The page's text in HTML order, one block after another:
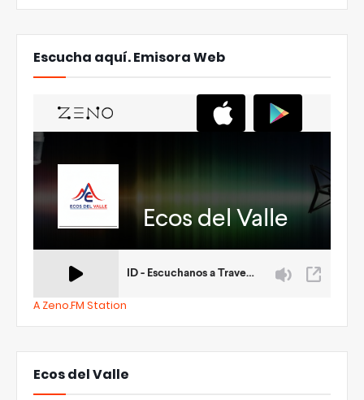
Escucha aquí. Emisora Web
A Zeno.FM Station
Ecos del Valle